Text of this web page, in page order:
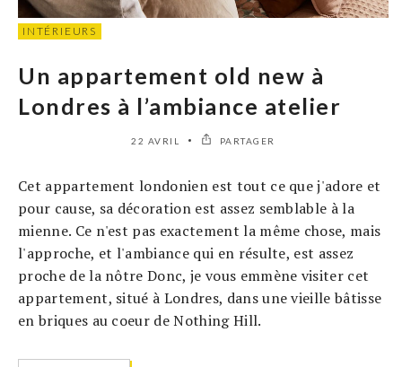
INTÉRIEURS
Un appartement old new à
Londres à l’ambiance atelier
22 AVRIL PARTAGER
Cet appartement londonien est tout ce que j'adore et
pour cause, sa décoration est assez semblable à la
mienne. Ce n'est pas exactement la même chose, mais
l'approche, et l'ambiance qui en résulte, est assez
proche de la nôtre Donc, je vous emmène visiter cet
appartement, situé à Londres, dans une vieille bâtisse
en briques au coeur de Nothing Hill.